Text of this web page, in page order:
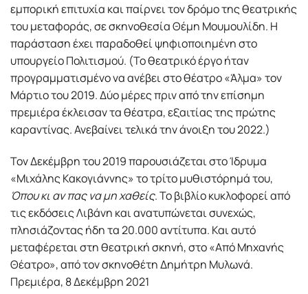
εμπορική επιτυχία και παίρνει τον δρόμο της θεατρικής
του μεταφοράς, σε σκηνοθεσία Θέμη Μουμουλίδη. Η
παράσταση έχει παραδοθεί ψηφιοποιημένη στο
υπουργείο Πολιτισμού. (Το θεατρικό έργο ήταν
προγραμματισμένο να ανέβει στο θέατρο «Άλμα» τον
Μάρτιο του 2019. Δύο μέρες πριν από την επίσημη
πρεμιέρα έκλεισαν τα θέατρα, εξαιτίας της πρώτης
καραντίνας. Ανεβαίνει τελικά την άνοιξη του 2022.)
Τον Δεκέμβρη του 2019 παρουσιάζεται στο Ίδρυμα
«Μιχάλης Κακογιάννης» το τρίτο μυθιστόρημά του,
Όπου κι αν πας να μη χαθείς. Το βιβλίο κυκλοφορεί από
τις εκδόσεις Λιβάνη και ανατυπώνεται συνεχώς,
πλησιάζοντας ήδη τα 20.000 αντίτυπα. Και αυτό
μεταφέρεται στη θεατρική σκηνή, στο «Από Μηχανής
Θέατρο», από τον σκηνοθέτη Δημήτρη Μυλωνά.
Πρεμιέρα, 8 Δεκέμβρη 2021